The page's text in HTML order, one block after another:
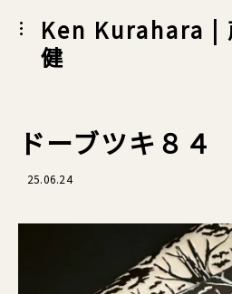
Skip
to
content
Ken Kurahara |
健
toggle
open/close
sidebar
ドーブツキ８４
25.06.24